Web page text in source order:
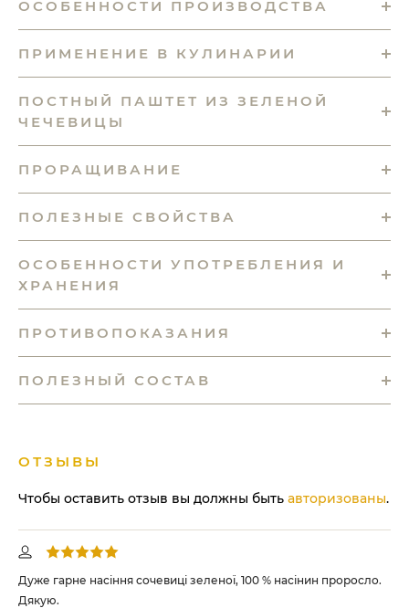
ОСОБЕННОСТИ ПРОИЗВОДСТВА
ПРИМЕНЕНИЕ В КУЛИНАРИИ
ПОСТНЫЙ ПАШТЕТ ИЗ ЗЕЛЕНОЙ
ЧЕЧЕВИЦЫ
ПРОРАЩИВАНИЕ
ПОЛЕЗНЫЕ СВОЙСТВА
ОСОБЕННОСТИ УПОТРЕБЛЕНИЯ И
ХРАНЕНИЯ
ПРОТИВОПОКАЗАНИЯ
ПОЛЕЗНЫЙ СОСТАВ
ОТЗЫВЫ
Дуже гарне насіння сочевиці зеленої, 100 % насінин проросло.
Дякую.
Чтобы оставить отзыв вы должны быть авторизованы.